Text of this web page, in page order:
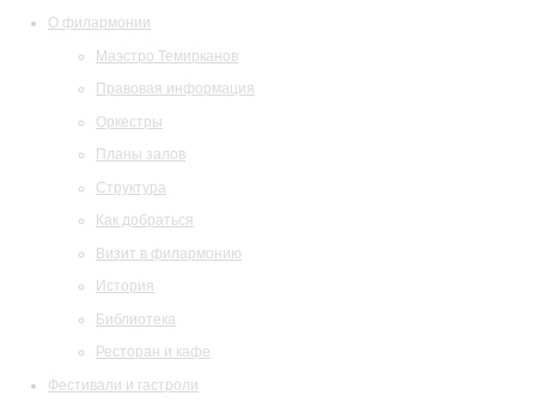
О филармонии
Маэстро Темирканов
Правовая информация
Оркестры
Планы залов
Структура
Как добраться
Визит в филармонию
История
Библиотека
Ресторан и кафе
Фестивали и гастроли